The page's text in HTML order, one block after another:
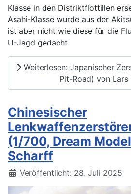
Klasse in den Distriktflottillen
Asahi-Klasse wurde aus der
ist aber nicht wie diese für die
U-Jagd gedacht.
Weiterlesen: Japanischer
Pit-Road) von
Chinesischer
(1/700, Dream
Scharff
Details
Veröffentlicht: 28. Juli 2025